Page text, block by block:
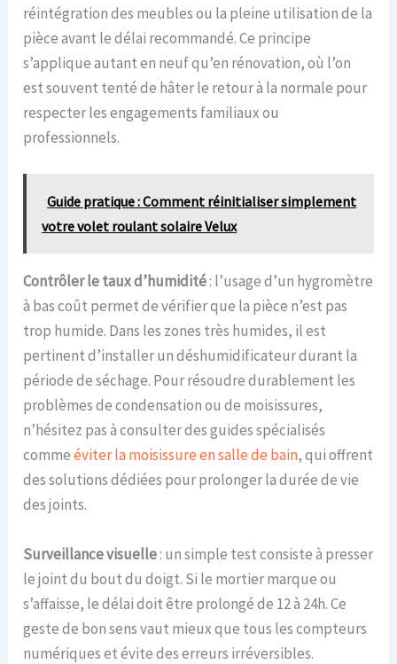
réintégration des meubles ou la pleine utilisation de la
pièce avant le délai recommandé. Ce principe
s’applique autant en neuf qu’en rénovation, où l’on
est souvent tenté de hâter le retour à la normale pour
respecter les engagements familiaux ou
professionnels.
Guide pratique : Comment réinitialiser simplement
votre volet roulant solaire Velux
Contrôler le taux d’humidité: l’usage d’un hygromètre
à bas coût permet de vérifier que la pièce n’est pas
trop humide. Dans les zones très humides, il est
pertinent d’installer un déshumidificateur durant la
période de séchage. Pour résoudre durablement les
problèmes de condensation ou de moisissures,
n’hésitez pas à consulter des guides spécialisés
commeéviter la moisissure en salle de bain, qui offrent
des solutions dédiées pour prolonger la durée de vie
des joints.
Surveillance visuelle: un simple test consiste à presser
le joint du bout du doigt. Si le mortier marque ou
s’affaisse, le délai doit être prolongé de 12 à 24h. Ce
geste de bon sens vaut mieux que tous les compteurs
numériques et évite des erreurs irréversibles.